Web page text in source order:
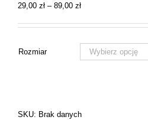
29,00 zł – 89,00 złZakres
od
89,00 zł
Rozmiar
SKU: Brak danych